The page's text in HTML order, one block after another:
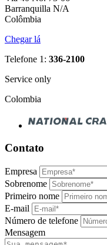
Barranquilla N/A
Colômbia
Chegar lá
Telefone 1: 336-2100
Service only
Colombia
Contato
Empresa
Sobrenome
Primeiro nome
E-mail
Número de telefone
Mensagem